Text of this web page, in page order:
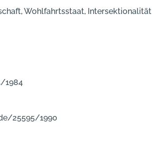
,Wohlfahrtsstaat, Intersektionalität
1984
25595/1990